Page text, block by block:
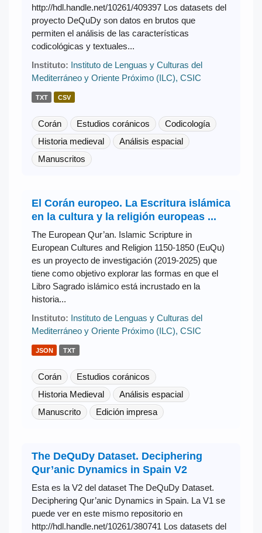
http://hdl.handle.net/10261/409397 Los datasets del
proyecto DeQuDy son datos en brutos que
permiten el análisis de las características
codicológicas y textuales...
Instituto: Instituto de Lenguas y Culturas del
Mediterráneo y Oriente Próximo (ILC), CSIC
TXT CSV
Corán Estudios coránicos
Codicología
Historia medieval
Análisis espacial
Manuscritos
El Corán europeo. La Escritura islámica
en la cultura y la religión europeas ...
The European Qur’an. Islamic Scripture in
European Cultures and Religion 1150-1850 (EuQu)
es un proyecto de investigación (2019-2025) que
tiene como objetivo explorar las formas en que el
Libro Sagrado islámico está incrustado en la
historia...
Instituto: Instituto de Lenguas y Culturas del
Mediterráneo y Oriente Próximo (ILC), CSIC
JSON TXT
Corán
Estudios coránicos
Historia Medieval
Análisis espacial
Manuscrito
Edición impresa
The DeQuDy Dataset. Deciphering
Qur’anic Dynamics in Spain V2
Esta es la V2 del dataset The DeQuDy Dataset.
Deciphering Qur’anic Dynamics in Spain. La V1 se
puede ver en este mismo repositorio en
http://hdl.handle.net/10261/380741 Los datasets del